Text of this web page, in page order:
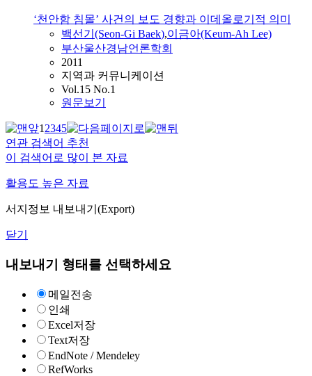
‘천안함 침몰’ 사건의 보도 경향과 이데올로기적 의미
백선기(Seon-Gi Baek),이금아(Keum-Ah Lee)
부산울산경남언론학회
2011
지역과 커뮤니케이션
Vol.15 No.1
원문보기
12345
연관 검색어 추천
이 검색어로 많이 본 자료
활용도 높은 자료
서지정보 내보내기(Export)
닫기
내보내기 형태를 선택하세요
메일전송
인쇄
Excel저장
Text저장
EndNote / Mendeley
RefWorks